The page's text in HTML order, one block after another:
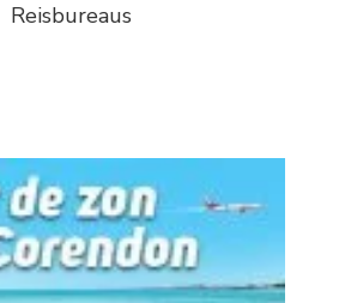
Reisbureaus